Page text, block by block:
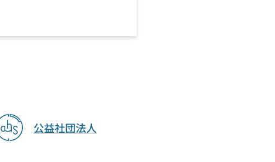
公益社団法人